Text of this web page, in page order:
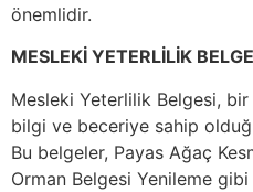
önemlidir.
MESLEKİ YETERLİLİK
Mesleki Yeterlilik Belgesi,
bilgi ve beceriye sahip
Bu belgeler, Payas Ağaç
Orman Belgesi Yenileme